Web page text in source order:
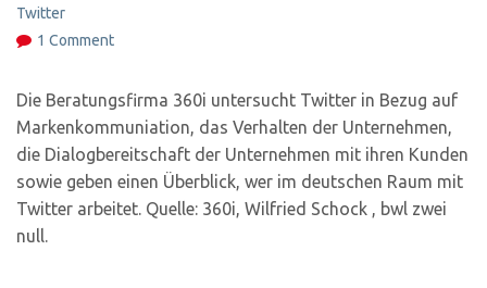
Twitter
1 Comment
Die Beratungsfirma 360i untersucht Twitter in Bezug auf
Markenkommuniation, das Verhalten der Unternehmen,
die Dialogbereitschaft der Unternehmen mit ihren Kunden
sowie geben einen Überblick, wer im deutschen Raum mit
Twitter arbeitet. Quelle: 360i, Wilfried Schock , bwl zwei
null.